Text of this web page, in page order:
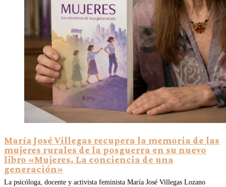
María José Villegas recupera la memoria de las
mujeres rurales de la posguerra en su nuevo
libro «Mujeres. La conciencia de una
generación»
La psicóloga, docente y activista feminista María José Villegas Lozano